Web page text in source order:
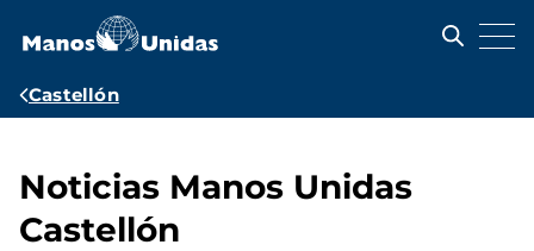
contenido
Ruta
navegación
Castellón
Noticias Manos Unidas
Castellón